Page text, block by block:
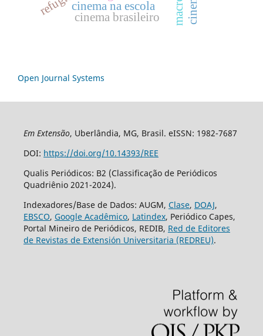
cinema na escola
cinema brasileiro
Open Journal Systems
Em Extensão, Uberlândia, MG, Brasil. eISSN: 1982-7687
DOI: https://doi.org/10.14393/REE
Qualis Periódicos: B2 (Classificação de Periódicos
Quadriênio 2021-2024).
Indexadores/Base de Dados: AUGM, Clase, DOAJ,
EBSCO, Google Acadêmico, Latindex, Periódico Capes,
Portal Mineiro de Periódicos, REDIB, Red de Editores
de Revistas de Extensión Universitaria (REDREU).